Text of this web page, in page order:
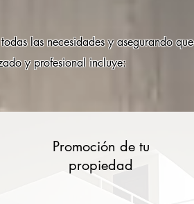
las necesidades y asegurando que
y profesional incluye:
Promoción de tu
propiedad